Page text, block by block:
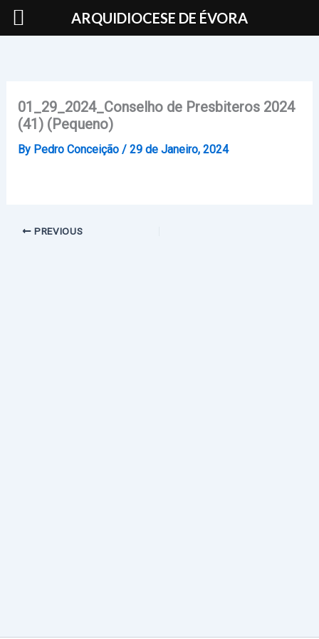
Skip
01_29_2024_Conselho de Presbiteros 2024
(41) (Pequeno)
By Pedro Conceição / 29 de Janeiro, 2024
PREVIOUS
ARQUIDIOCESE DE ÉVORA